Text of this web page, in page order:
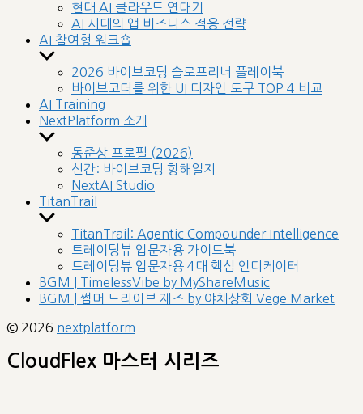
현대 AI 클라우드 연대기
AI 시대의 앱 비즈니스 적응 전략
AI 참여형 워크숍
Show
sub
menu
2026 바이브코딩 솔로프리너 플레이북
바이브코더를 위한 UI 디자인 도구 TOP 4 비교
AI Training
NextPlatform 소개
Show
sub
menu
동준상 프로필 (2026)
신간: 바이브코딩 항해일지
NextAI Studio
TitanTrail
Show
sub
menu
TitanTrail: Agentic Compounder Intelligence
트레이딩뷰 입문자용 가이드북
트레이딩뷰 입문자용 4대 핵심 인디케이터
BGM | TimelessVibe by MyShareMusic
BGM | 썸머 드라이브 재즈 by 야채상회 Vege Market
© 2026 nextplatform
CloudFlex 마스터 시리즈